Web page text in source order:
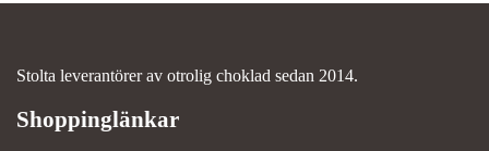
Stolta leverantörer av otrolig choklad sedan 2014.